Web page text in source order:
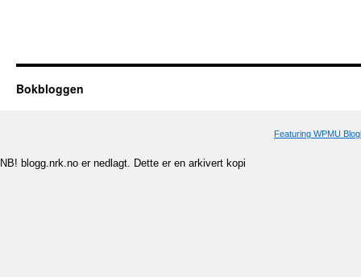
Bokbloggen
Featuring WPMU
NB! blogg.nrk.no er nedlagt. Dette er en arkivert kopi